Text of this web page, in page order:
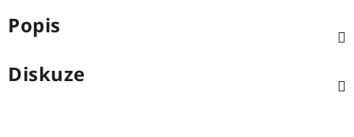
Popis
Diskuze